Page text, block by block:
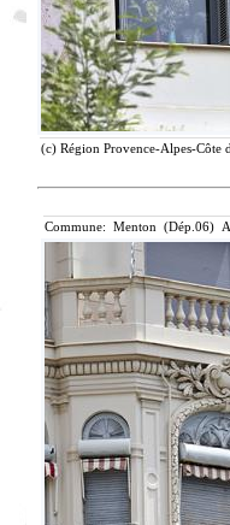
(c) Région Provence-Alpes-Côte
Commune: Menton (Dép.06)